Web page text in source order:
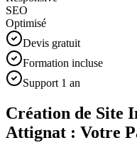
SEO
Optimisé
Devis gratuit
Formation incluse
Support 1 an
Création de Site
Attignat : Votre